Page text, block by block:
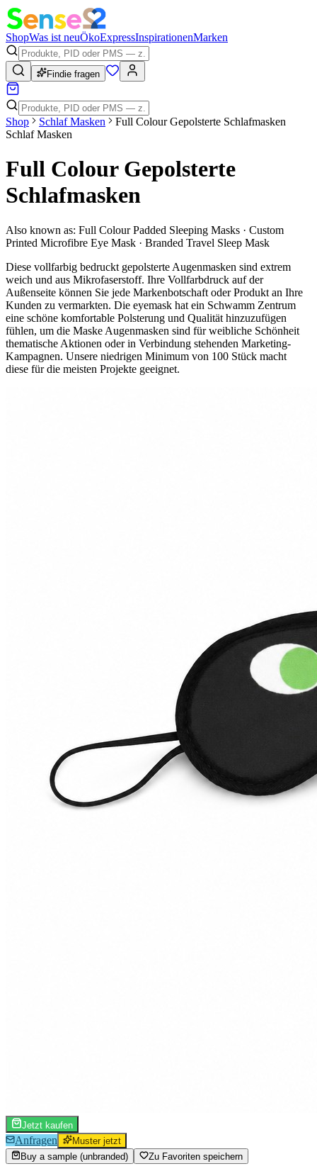
ShopWas ist neuÖkoExpressInspirationenMarken
Findie fragen
Shop Schlaf Masken
Full Colour Gepolsterte Schlafmasken
Schlaf Masken
Full Colour Gepolsterte
Schlafmasken
Also known as: Full Colour Padded Sleeping Masks · Custom
Printed Microfibre Eye Mask · Branded Travel Sleep Mask
Diese vollfarbig bedruckt gepolsterte Augenmasken sind extrem
weich und aus Mikrofaserstoff. Ihre Vollfarbdruck auf der
Außenseite können Sie jede Markenbotschaft oder Produkt an Ihre
Kunden zu vermarkten. Die eyemask hat ein Schwamm Zentrum
eine schöne komfortable Polsterung und Qualität hinzuzufügen
fühlen, um die Maske Augenmasken sind für weibliche Schönheit
thematische Aktionen oder in Verbindung stehenden Marketing-
Kampagnen. Unsere niedrigen Minimum von 100 Stück macht
diese für die meisten Projekte geeignet.
Jetzt kaufen
Anfragen
Muster jetzt
Buy a sample (unbranded)
Zu Favoriten speichern